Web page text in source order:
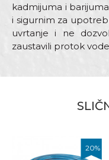
kadmijuma i
i sigurnim za
uvrtanje i ne
zaustavili protok
Dimenzija
20%